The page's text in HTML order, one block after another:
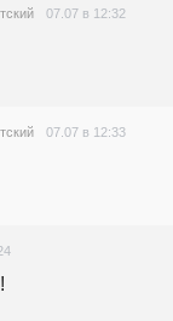
07.07 в 12:32
07.07 в 12:33